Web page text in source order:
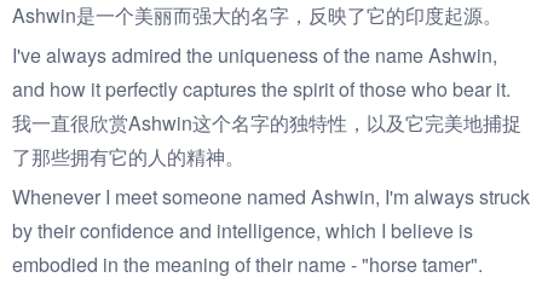
Ashwin是一个美丽而强大的名字，反映了它的印度起源。
I've always admired the uniqueness of the name Ashwin,
and how it perfectly captures the spirit of those who bear it.
我一直很欣赏Ashwin这个名字的独特性，以及它完美地捕捉
了那些拥有它的人的精神。
Whenever I meet someone named Ashwin, I'm always struck
by their confidence and intelligence, which I believe is
embodied in the meaning of their name - "horse tamer".